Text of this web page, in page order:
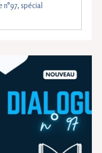
n°97, spécial